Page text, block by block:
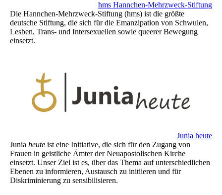
hms Hannchen-Mehrzweck-Stiftung
Die Hannchen-Mehrzweck-Stiftung (hms) ist die größte
deutsche Stiftung, die sich für die Emanzipation von Schwulen,
Lesben, Trans- und Intersexuellen sowie queerer Bewegung
einsetzt.
Junia heute
Junia heute ist eine Initiative, die sich für den Zugang von
Frauen in geistliche Ämter der Neuapostolischen Kirche
einsetzt. Unser Ziel ist es, über das Thema auf unterschiedlichen
Ebenen zu informieren, Austausch zu initiieren und für
Diskriminierung zu sensibilisieren.